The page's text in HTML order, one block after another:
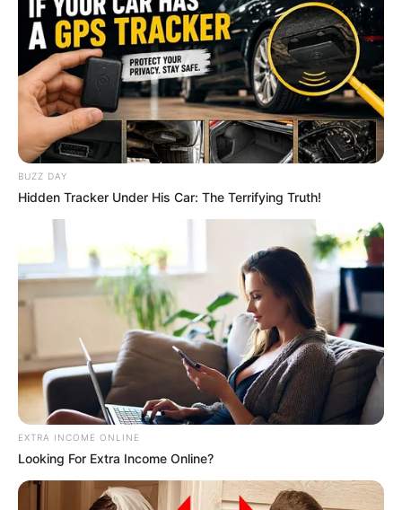
Catraca Livre
BUZZ DAY
Hidden Tracker Under His Car: The Terrifying Truth!
EXTRA INCOME ONLINE
Looking For Extra Income Online?